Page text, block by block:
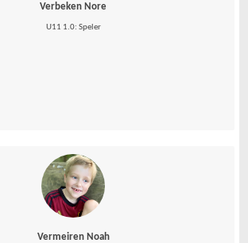
Verbeken Nore
U11 1.0: Speler
Vermeiren Noah